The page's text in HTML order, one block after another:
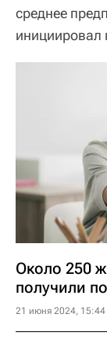
среднее
инициировал
Около 250
получили
21 июня 2024, 15:44